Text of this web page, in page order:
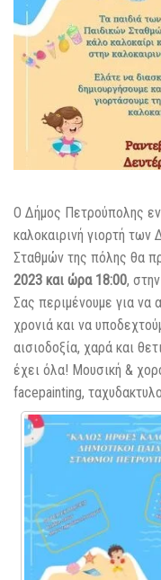
Ο Δήμος Πετρούπολης
καλοκαιρινή γιορτή
Σταθμών της πόλης θα
2023 και ώρα 18:00,
Σας περιμένουμε για να
χρονιά και να
αισιοδοξία, χαρά και
έχει όλα! Μουσική &
facepainting,